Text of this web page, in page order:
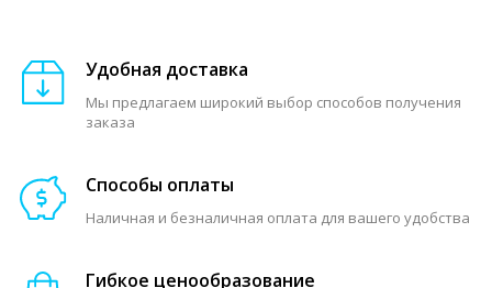
Удобная доставка
Мы предлагаем широкий выбор способов получения
заказа
Способы оплаты
Наличная и безналичная оплата для вашего удобства
Гибкое ценообразование